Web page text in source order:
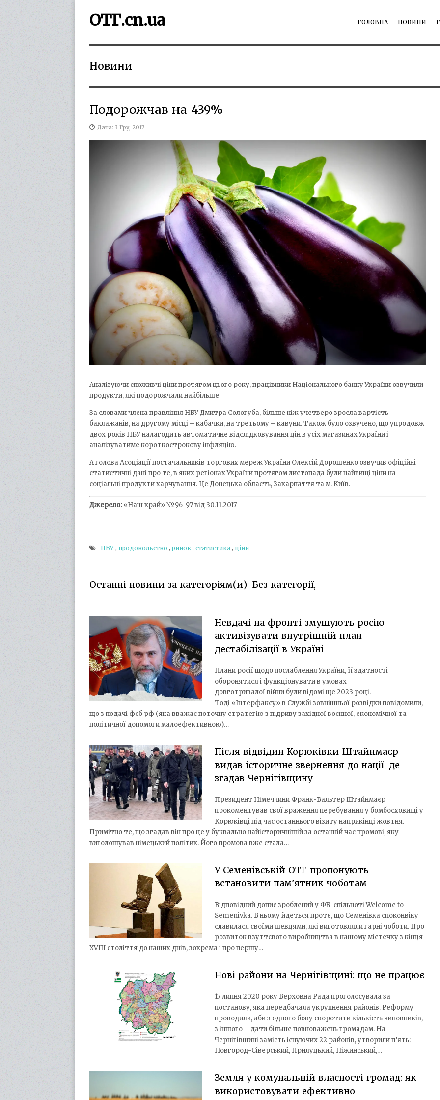
ГОЛОВНА НОВИНИ
ОТГ.cn.ua
Новини
Подорожчав на 439%
Дата: 3 Гру, 2017
Аналізуючи споживчі ціни протягом цього року, працівники Національного банку України озвучили
продукти, які подорожчали найбільше.
За словами члена правління НБУ Дмитра Сологуба, більше ніж учетверо зросла вартість
баклажанів, на другому місці – кабачки, на третьому – кавуни. Також було озвучено, що упродовж
двох років НБУ налагодить автоматичне відслідковування цін в усіх магазинах України і
аналізуватиме короткострокову інфляцію.
А голова Асоціації постачальників торгових мереж України Олексій Дорошенко озвучив офіційні
статистичні дані про те, в яких регіонах України протягом листопада були найвищі ціни на
соціальні продукти харчування. Це Донецька область, Закарпаття та м. Київ.
Джерело: «Наш край» №96-97 від 30.11.2017
НБУ , продовольство , ринок , статистика , ціни
Останні новини за категоріям(и): Без категорії,
Невдачі на фронті змушують росію
активізувати внутрішній план
дестабілізації в Україні
Плани росії щодо послаблення України, її здатності
оборонятися і функціонувати в умовах
довготривалої війни були відомі ще 2023 році.
Тоді «Інтерфаксу» в Службі зовнішньої розвідки повідомили,
що з подачі фсб рф (яка вважає поточну стратегію з підриву західної воєнної, економічної та
політичної допомоги малоефективною)…
Після відвідин Корюківки Штайнмаєр
видав історичне звернення до нації, де
згадав Чернігівщину
Президент Німеччини Франк-Вальтер Штайнмаєр
прокоментував свої враження перебування у бомбосховищі у
Корюківці під час останнього візиту наприкінці жовтня.
Примітно те, що згадав він про це у буквально найісторичнішій за останній час промові, яку
виголошував німецький політик. Його промова вже стала…
У Семенівській ОТГ пропонують
встановити пам’ятник чоботам
Відповідний допис зроблений у ФБ-спільноті Welcome to
Semenivka. В ньому йдеться проте, що Семенівка споконвіку
славилася своїми шевцями, які виготовляли гарні чоботи. Про
розвиток взуттєвого виробництва в нашому містечку з кінця
XVIII століття до наших днів, зокрема і про першу…
Нові райони на Чернігівщині: що не працює
17 липня 2020 року Верховна Рада проголосувала за
постанову, яка передбачала укрупнення районів. Реформу
проводили, аби з одного боку скоротити кількість чиновників,
з іншого – дати більше повноважень громадам. На
Чернігівщині замість існуючих 22 районів, утворили п’ять:
Новгород-Сіверський, Прилуцький, Ніжинський,…
Земля у комунальній власності громад: як
використовувати ефективно